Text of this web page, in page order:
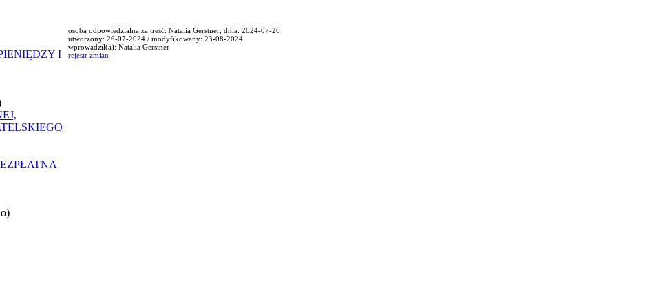
I
osoba odpowiedzialna za treść: Natalia Gerstner, dnia: 2024-07-26
utworzony: 26-07-2024 / modyfikowany: 23-08-2024
wprowadził(a): Natalia Gerstner
rejestr zmian